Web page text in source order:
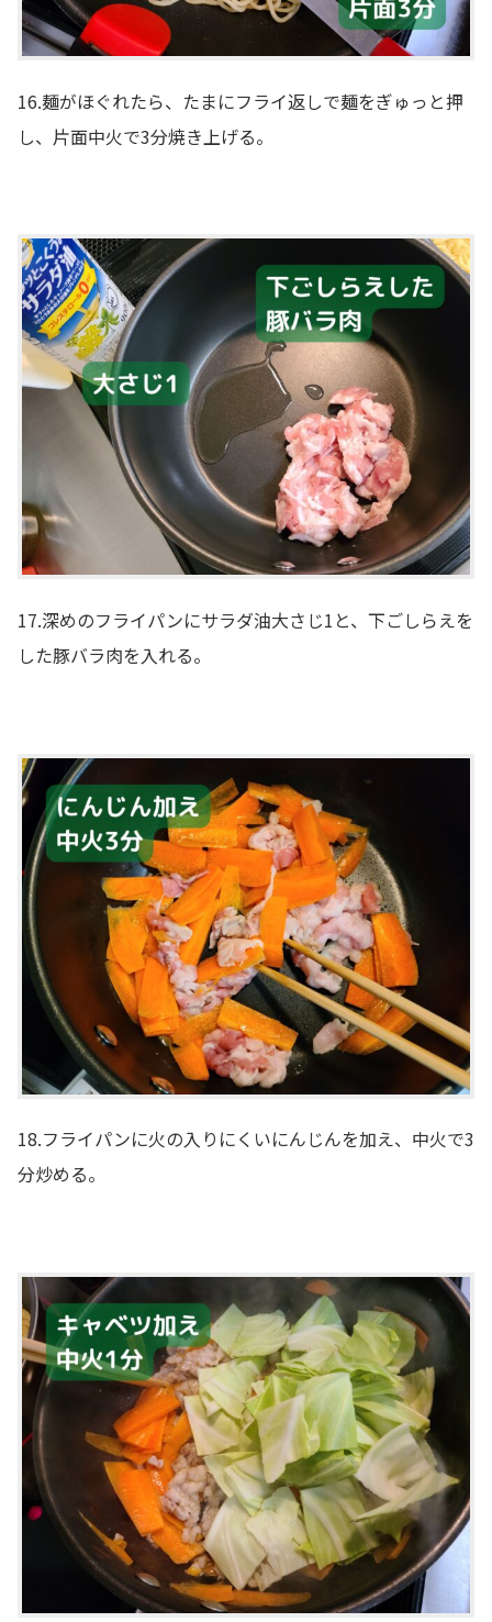
16.麺がほぐれたら、たまにフライ返しで麺をぎゅっと押
し、片面中火で3分焼き上げる。
17.深めのフライパンにサラダ油大さじ1と、下ごしらえを
した豚バラ肉を入れる。
18.フライパンに火の入りにくいにんじんを加え、中火で3
分炒める。